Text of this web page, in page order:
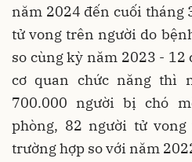
năm 2024 đến cuối tháng
tử vong trên người do
so cùng kỳ năm 2023 - 12
cơ quan chức năng thì
700.000 người bị chó
phòng, 82 người tử
trường hợp so với năm